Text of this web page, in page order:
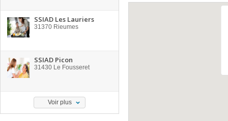
SSIAD Les Lauriers
31370 Rieumes
SSIAD Picon
31430 Le Fousseret
Voir plus